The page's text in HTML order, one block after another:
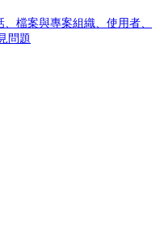
、檔案與專案組織、使用者、
問題